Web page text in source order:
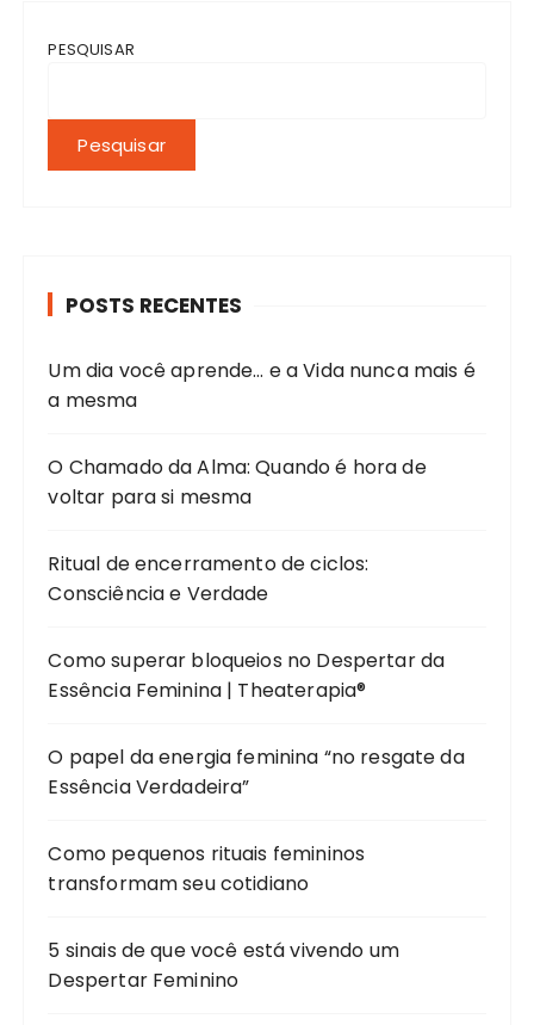
PESQUISAR
Pesquisar
POSTS RECENTES
Um dia você aprende… e a Vida nunca mais é
a mesma
O Chamado da Alma: Quando é hora de
voltar para si mesma
Ritual de encerramento de ciclos:
Consciência e Verdade
Como superar bloqueios no Despertar da
Essência Feminina | Theaterapia®
O papel da energia feminina “no resgate da
Essência Verdadeira”
Como pequenos rituais femininos
transformam seu cotidiano
5 sinais de que você está vivendo um
Despertar Feminino